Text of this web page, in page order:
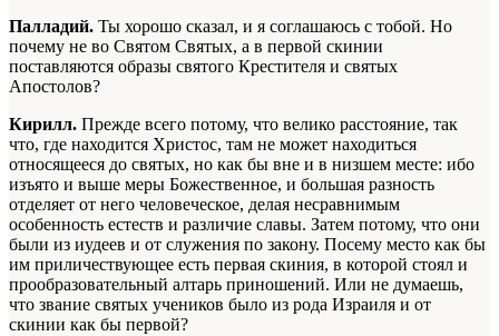
Палладий. Ты хорошо сказал, и я соглашаюсь с тобой. Но
почему не во Святом Святых, а в первой скинии
поставляются образы святого Крестителя и святых
Апостолов?
Кирилл. Прежде всего потому, что велико расстояние, так
что, где находится Христос, там не может находиться
относящееся до святых, но как бы вне и в низшем месте: ибо
изъято и выше меры Божественное, и большая разность
отделяет от него человеческое, делая несравнимым
особенность естеств и различие славы. Затем потому, что они
были из иудеев и от служения по закону. Посему место как бы
им приличествующее есть первая скиния, в которой стоял и
прообразовательный алтарь приношений. Или не думаешь,
что звание святых учеников было из рода Израиля и от
скинии как бы первой?